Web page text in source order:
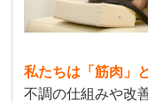
私たちは「筋肉」
不調の仕組みや改